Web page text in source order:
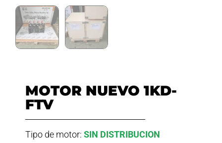
MOTOR NUEVO 1KD-
FTV
Tipo de motor: SIN DISTRIBUCION